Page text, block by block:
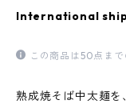
International
この商品は50点ま
熟成焼そば中太麺